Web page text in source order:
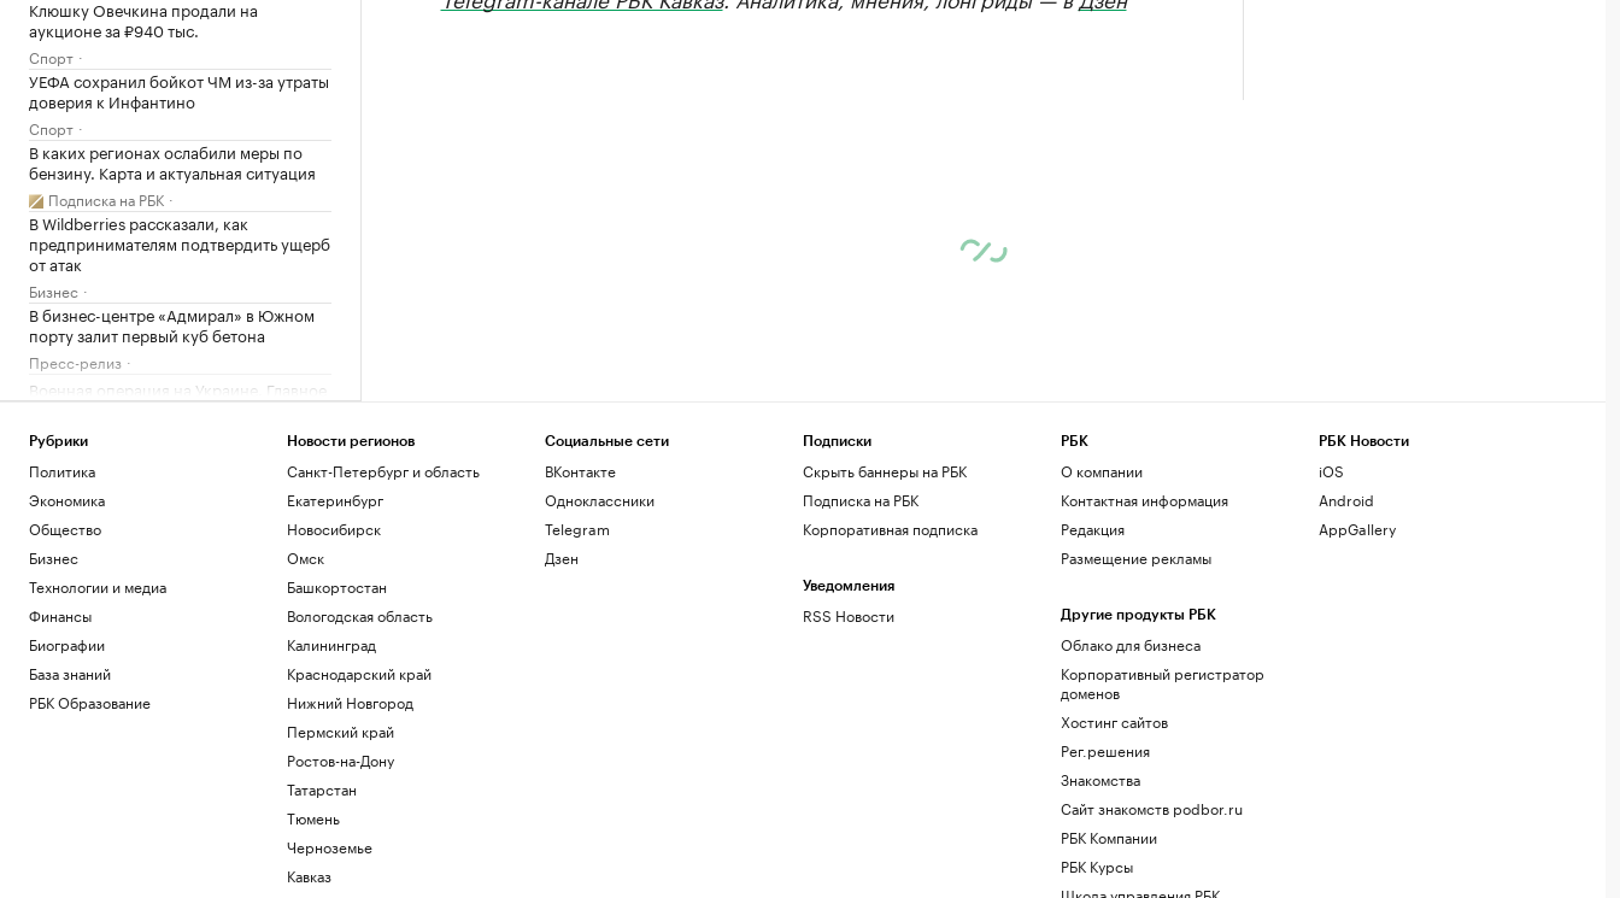
Клюшку Овечкина продали на
аукционе за ₽940 тыс.
Спорт
УЕФА сохранил бойкот ЧМ из-за утраты
доверия к Инфантино
Спорт
В каких регионах ослабили меры по
бензину. Карта и актуальная ситуация
Подписка на РБК
В Wildberries рассказали, как
предпринимателям подтвердить ущерб
от атак
Бизнес
В бизнес-центре «Адмирал» в Южном
порту залит первый куб бетона
Пресс-релиз
Военная операция на Украине. Главное
«Билайн» расширил транспортную сеть
В Армении назвали необоснованными
ограничения на экспорт в Россию
Политика
У Колизея раскопали «казармы
древнеримских пожарных».
Фотографии
Общество
Генпрокуратура признала
нежелательным фонд Human Rights
Foundation
Рубрики
Политика
Экономика
Общество
Бизнес
Технологии и медиа
Финансы
Биографии
База знаний
РБК Образование
Новости регионов
Санкт-Петербург и область
Екатеринбург
Новосибирск
Омск
Башкортостан
Вологодская область
Калининград
Краснодарский край
Нижний Новгород
Пермский край
Ростов-на-Дону
Татарстан
Тюмень
Черноземье
Кавказ
Социальные сети
ВКонтакте
Одноклассники
Telegram
Дзен
Подписки
Скрыть баннеры на РБК
Подписка на РБК
Корпоративная подписка
Уведомления
RSS Новости
РБК
О компании
Контактная информация
Редакция
Размещение рекламы
Другие продукты РБК
Облако для бизнеса
Корпоративный регистратор
доменов
Хостинг сайтов
Рег.решения
Знакомства
Сайт знакомств podbor.ru
РБК Компании
РБК Курсы
РБК Новости
iOS
Android
AppGallery